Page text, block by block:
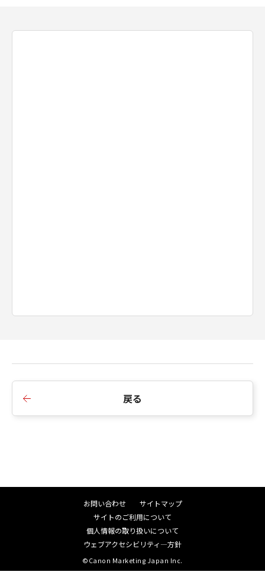
戻る
お問い合わせ
サイトマップ
サイトのご利用について
個人情報の取り扱いについて
ウェブアクセシビリティ―方針
©Canon Marketing Japan Inc.